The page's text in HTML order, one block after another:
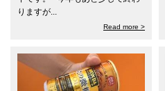
りますが...
Read more >